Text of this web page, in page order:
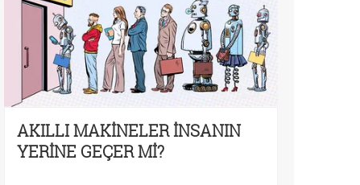
AKILLI MAKİNELER İNSANIN
YERİNE GEÇER Mİ?